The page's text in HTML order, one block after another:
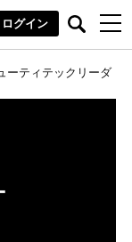
ログイン
ーティテックリーダ